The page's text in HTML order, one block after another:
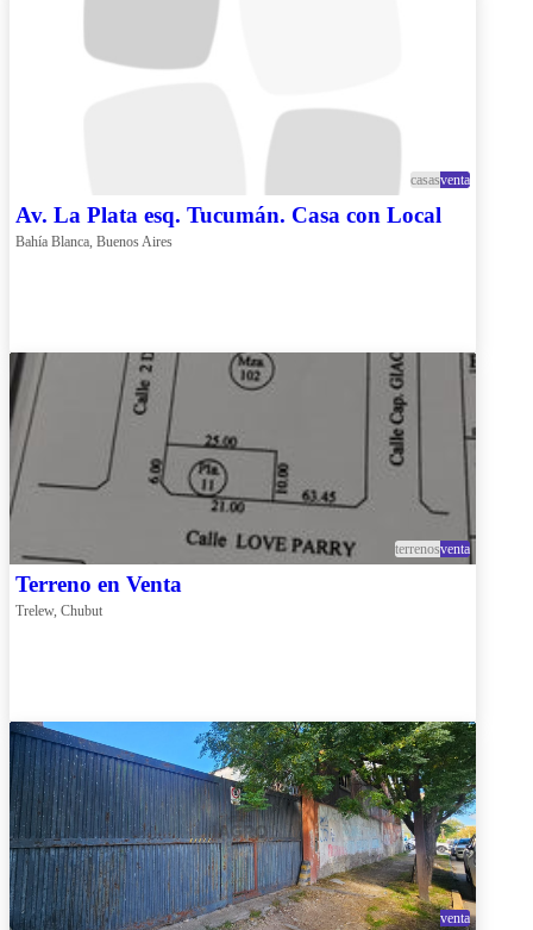
casasventa
Av. La Plata esq. Tucumán. Casa con Local
Bahía Blanca, Buenos Aires
terrenosventa
Terreno en Venta
Trelew, Chubut
venta